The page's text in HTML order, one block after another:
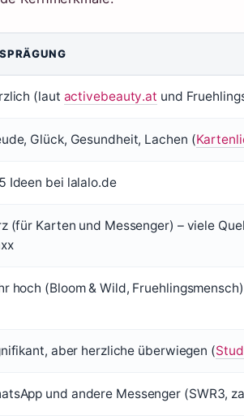
(laut activebeauty.at und
Glück, Gesundheit, Lachen (
Ideen bei lalalo.de
(für Karten und Messenger) – viele
hoch (Bloom & Wild, Fruehlingsmensch)
aber herzliche überwiegen (
und andere Messenger (SWR3,